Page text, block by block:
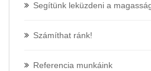
Segítünk leküzdeni a
Számíthat ránk!
Referencia munkáink